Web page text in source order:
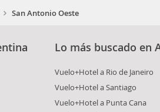
San Antonio Oeste
Lo más buscado en
Vuelo+Hotel a Rio de Janeiro
Vuelo+Hotel a Santiago
Vuelo+Hotel a Punta Cana